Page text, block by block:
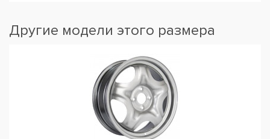
Другие модели этого размера